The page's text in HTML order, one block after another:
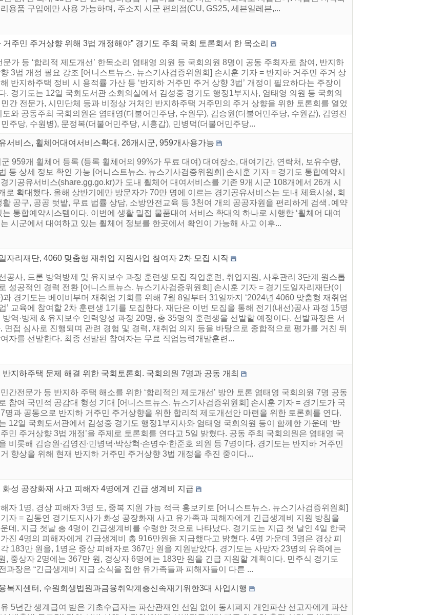
용품 구입에만 사용 가능하며, 주소지 시군 편의점(CU, GS25, 세븐일레븐,...
거주민 주거상향 위해 3법 개정해야” 경기도 주최 국회 토론회서 한 목소리
문가 등 ‘합리적 제도개선’ 한목소리 염태영 의원 등 국회의원 8명이 공동 주최자로 참여, 반지하
3법 개정 필요 강조 [어니스트뉴스. 뉴스기사검증위원회] 손시훈 기자 = 반지하 거주민 주거 상
반지하주택 정비 시 용적률 가산 등 ‘반지하 거주민 주거 상향 3법’ 개정이 필요하다는 주장이
. 경기도는 12일 국회도서관 소회의실에서 김성중 경기도 행정1부지사, 염태영 의원 등 국회의
간 전문가, 시민단체 등과 비정상 거처인 반지하주택 거주민의 주거 상향을 위한 토론회를 열었
도와 공동주최 국회의원은 염태영(더불어민주당, 수원무), 김승원(더불어민주당, 수원갑), 김영진
주당, 수원병), 문정복(더불어민주당, 시흥갑), 민병덕(더불어민주당...
서비스, 휠체어대여서비스확대. 26개시군, 959개사용가능
959개 휠체어 등록 (등록 휠체어의 99%가 무료 대여) 대여장소, 대여기간, 연락처, 보유수량,
등 상세 정보 확인 가능 [어니스트뉴스. 뉴스기사검증위원회] 손시훈 기자 = 경기도 통합예약시
기공유서비스(share.gg.go.kr)가 도내 휠체어 대여서비스를 기존 9개 시군 108개에서 26개 시
로 확대했다. 올해 상반기에만 방문자가 70만 명에 이르는 경기공유서비스는 도내 체육시설, 회
활 공구, 공공 텃밭, 무료 법률 상담, 소방안전교육 등 3천여 개의 공공자원을 편리하게 검색․예약
는 통합예약시스템이다. 이번에 생활 밀접 물품대여 서비스 확대의 하나로 시행한 ‘휠체어 대여
는 시군에서 대여하고 있는 휠체어 정보를 한곳에서 확인이 가능해 사고 이후...
자리재단, 4060 맞춤형 재취업 지원사업 참여자 2차 모집 시작
공사, 드론 방역방제 및 유지보수 과정 훈련생 모집 직업훈련, 취업지원, 사후관리 3단계 원스톱
성공적인 경력 전환 [어니스트뉴스. 뉴스기사검증위원회] 손시훈 기자 = 경기도일자리재단(이
과 경기도는 베이비부머 재취업 기회를 위해 7월 8일부터 31일까지 ‘2024년 4060 맞춤형 재취업
’ 교육에 참여할 2차 훈련생 1기를 모집한다. 재단은 이번 모집을 통해 전기(내선)공사 과정 15명
방역·방제 & 유지보수 인력양성 과정 20명, 총 35명의 훈련생을 선발할 예정이다. 선발과정은 서
면접 심사로 진행되며 관련 경험 및 경력, 재취업 의지 등을 바탕으로 종합적으로 평가를 거친 뒤
자를 선발한다. 최종 선발된 참여자는 무료 직업능력개발훈련...
반지하주택 문제 해결 위한 국회토론회. 국회의원 7명과 공동 개최
간전문가 등 반지하 주택 해소를 위한 ‘합리적인 제도개선’ 방안 토론 염태영 국회의원 7명 공동
참여 국민적 공감대 형성 기대 [어니스트뉴스. 뉴스기사검증위원회] 손시훈 기자 = 경기도가 국
명과 공동으로 반지하 거주민 주거상향을 위한 합리적 제도개선안 마련을 위한 토론회를 연다.
12일 국회도서관에서 김성중 경기도 행정1부지사와 염태영 국회의원 등이 함께한 가운데 ‘반
민 주거상향 3법 개정’을 주제로 토론회를 연다고 5일 밝혔다. 공동 주최 국회의원은 염태영 국
비롯해 김승원∙김영진∙민병덕∙박상혁∙손명수∙한준호 의원 등 7명이다. 경기도는 반지하 거주민
향상을 위해 현재 반지하 거주민 주거상향 3법 개정을 추진 중이다...
화성 공장화재 사고 피해자 4명에게 긴급 생계비 지급
자 1명, 경상 피해자 3명 도, 중복 지원 가능 적극 홍보키로 [어니스트뉴스. 뉴스기사검증위원회]
자 = 김동연 경기도지사가 화성 공장화재 사고 유가족과 피해자에게 긴급생계비 지원 방침을
데, 지급 첫날 총 4명이 긴급생계비를 수령한 것으로 나타났다. 경기도는 지급 첫 날인 4일 한국
진 4명의 피해자에게 긴급생계비 총 916만원을 지급했다고 밝혔다. 4명 가운데 3명은 경상 피
183만 원을, 1명은 중상 피해자로 367만 원을 지원받았다. 경기도는 사망자 23명의 유족에는
, 중상자 2명에는 367만 원, 경상자 6명에는 183만 원을 긴급 지원할 계획이다. 민주식 경기도
과장은 “긴급생계비 지급 소식을 접한 유가족들과 피해자들이 다른 ...
복지센터, 수원회생법원과금융취약계층신속재기위한3대 사업시행
5년간 생계급여 받은 기초수급자는 파산관재인 선임 없이 동시폐지 개인파산 선고자에게 파산